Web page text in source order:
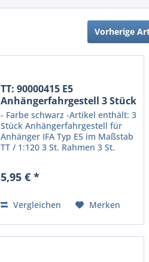
Vorherige
TT: 90000415 E5
Anhängerfahrgestell 3 Stück
in...
- Farbe schwarz -Artikel enthält: 3
Stück Anhängerfahrgestell für
Anhänger IFA Typ E5 im Maßstab
TT / 1:120 3 St. Rahmen 3 St.
Produktsicherheit: Kein
5,95 € *
Vergleichen Merken